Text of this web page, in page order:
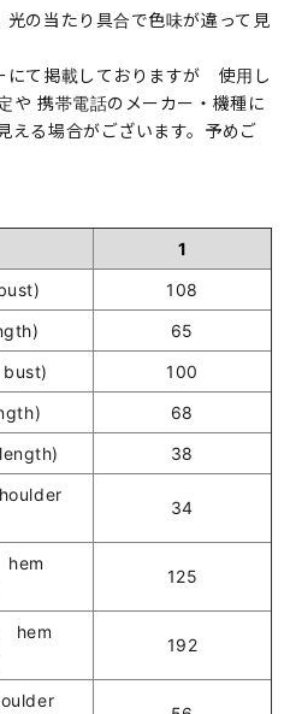
の当たり具合で色味が違って見
にて掲載しておりますが 使用し
や 携帯電話のメーカー・機種に
える場合がございます。予めご
1
108
65
100
68
38
34
125
hem
192